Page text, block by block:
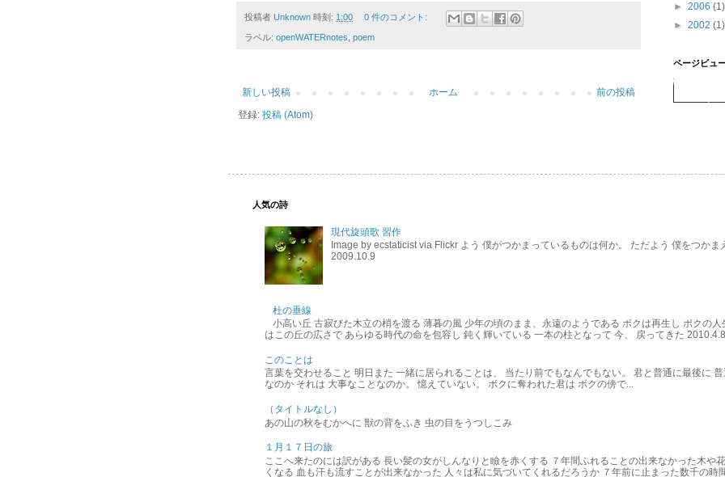
投稿者 Unknown 時刻: 1:00 0 件のコメント:
ラベル: openWATERnotes poem
新しい投稿 前の投稿
ホーム
登録: 投稿 (Atom)
► 2006 (1)
► 2002 (1)
ページビュ
人気の詩
現代旋頭歌 習作
Image by ecstaticist via Flickr よう 僕がつかまっているものは何か。 ただよう 僕をつかま
2009.10.9
杜の垂線
小高い丘 古寂びた木立の梢を渡る 薄暮の風 少年の頃のまま、永遠のようである ボクは再生し ボクの
はこの丘の広さで あらゆる時代の命を包容し 鈍く輝いている 一本の柱となって 今、 戻ってきた
このことは
言葉を交わせること 明日また 一緒に居られることは、 当たり前でもなんでもない。 君と普通に最後に
なのか それは 大事なことなのか。 憶えていない。 ボクに奪われた君は ボクの傍で...
（タイトルなし）
あの山の秋をむかへに 獣の背をふき 虫の目をうつしこみ
１月１７日の旅
ここへ来たのには訳がある 長い髪の女がしんなりと瞼を赤くする ７年間ふれることの出来なかった木や
くなる 血も汗も流すことが出来なかった 人々は私に気づいてくれるだろうか ７年前に止まった数千の時